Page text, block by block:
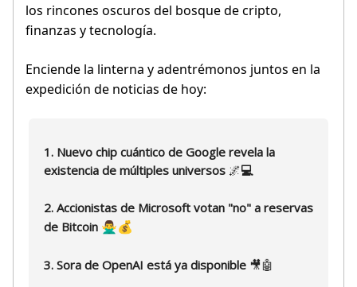
los rincones oscuros del bosque de cripto,
finanzas y tecnología.
Enciende la linterna y adentrémonos juntos en la
expedición de noticias de hoy:
1. Nuevo chip cuántico de Google revela la
existencia de múltiples universos 🌌💻
2. Accionistas de Microsoft votan "no" a reservas
de Bitcoin 🙅‍♂️💰
3. Sora de OpenAI está ya disponible 🎥🤖